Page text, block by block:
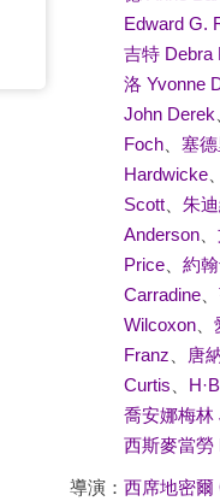
Edward G.
吉特 Debra
洛 Yvonne
John Derek
Foch、 塞
Hardwicke、
Scott、 朱
Anderson、
Price、 約
Carradine、
Wilcoxon、
Franz
唐
Curtis
喬安娜梅林
西斯麥當勞
導演： 西席地密爾